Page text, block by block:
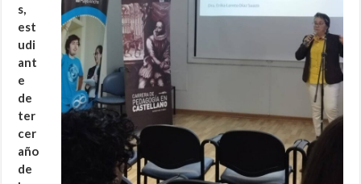
s,
est
udi
ant
e
de
ter
cer
año
de